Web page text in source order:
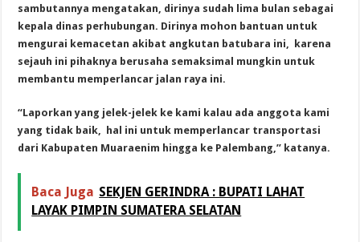
sambutannya mengatakan, dirinya sudah lima bulan sebagai
kepala dinas perhubungan. Dirinya mohon bantuan untuk
mengurai kemacetan akibat angkutan batubara ini, karena
sejauh ini pihaknya berusaha semaksimal mungkin untuk
membantu memperlancar jalan raya ini.
“Laporkan yang jelek-jelek ke kami kalau ada anggota kami
yang tidak baik, hal ini untuk memperlancar transportasi
dari Kabupaten Muaraenim hingga ke Palembang,” katanya.
Baca Juga SEKJEN GERINDRA : BUPATI LAHAT
LAYAK PIMPIN SUMATERA SELATAN